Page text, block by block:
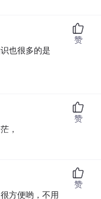
也很多的是
赞
，
赞
方便哟，不用
赞